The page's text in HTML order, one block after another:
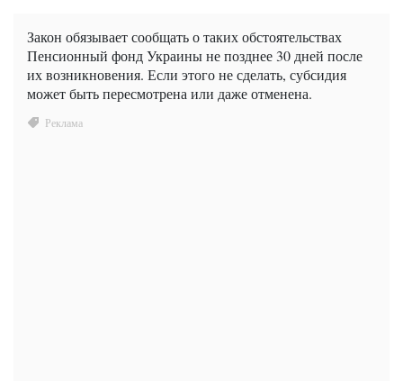
Закон обязывает сообщать о таких обстоятельствах
Пенсионный фонд Украины не позднее 30 дней после
их возникновения. Если этого не сделать, субсидия
может быть пересмотрена или даже отменена.